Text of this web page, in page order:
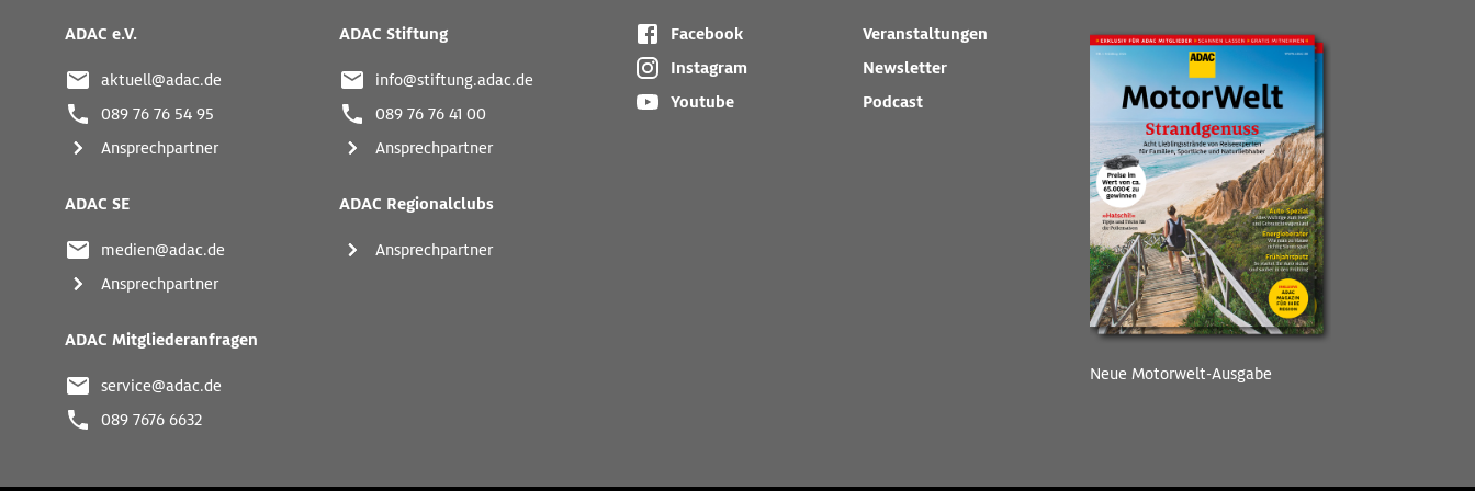
und
Links
ADAC e.V.
aktuell@adac.de
089 76 76 54 95
Ansprechpartner
ADAC Stiftung
info@stiftung.adac.de
089 76 76 41 00
Ansprechpartner
ADAC SE
medien@adac.de
Ansprechpartner
ADAC Regionalclubs
Ansprechpartner
ADAC Mitgliederanfragen
service@adac.de
089 7676 6632
Facebook
Instagram
Youtube
Veranstaltungen
Newsletter
Podcast
Neue Motorwelt-Ausgabe